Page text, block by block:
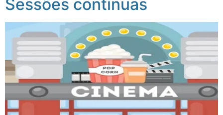
Sessões contínuas